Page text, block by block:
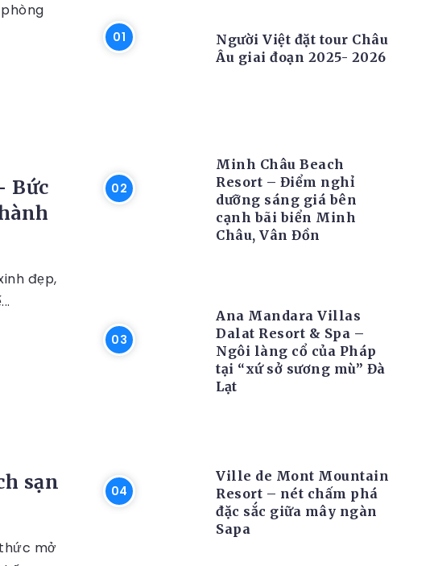
Bức
đẹp,
sạn
mở
Người Việt đặt tour Châu
Âu giai đoạn 2025- 2026
Minh Châu Beach
Resort – Điểm nghỉ
dưỡng sáng giá bên
cạnh bãi biển Minh
Châu, Vân Đồn
Ana Mandara Villas
Dalat Resort & Spa –
Ngôi làng cổ của Pháp
tại “xứ sở sương mù” Đà
Lạt
Ville de Mont Mountain
Resort – nét chấm phá
đặc sắc giữa mây ngàn
Sapa